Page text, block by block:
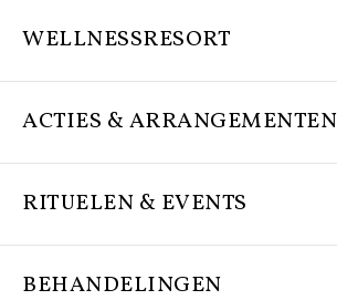
WELLNESSRESORT
ACTIES & ARRANGEMENTEN
RITUELEN & EVENTS
BEHANDELINGEN